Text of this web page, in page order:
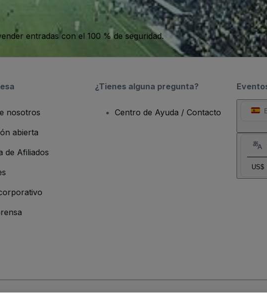
entradas con el 100 % de seguridad.
US$
nosotros
abierta
de Afiliados
¿Tienes alguna pregunta?
Centro de Ayuda / Contacto